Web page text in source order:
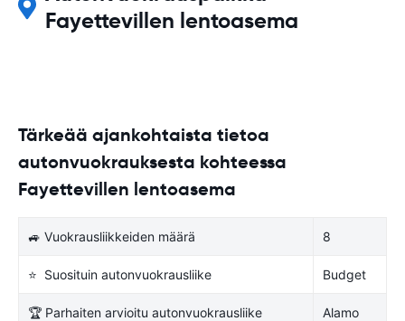
Fayettevillen lentoasema
Tärkeää ajankohtaista tietoa
autonvuokrauksesta kohteessa
Fayettevillen lentoasema
🚙 Vuokrausliikkeiden määrä 8
⭐ Suosituin autonvuokrausliike Budget
🏆 Parhaiten arvioitu autonvuokrausliike Alamo